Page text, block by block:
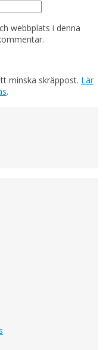
webbplats i denna
minska skräppost. Lär
.